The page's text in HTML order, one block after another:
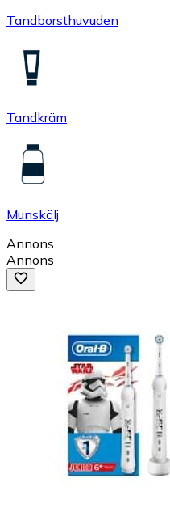
Tandborsthuvuden
Tandkräm
Munskölj
Annons
Annons